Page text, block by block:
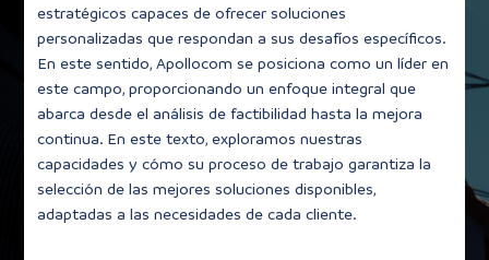
estratégicos capaces de ofrecer soluciones
personalizadas que respondan a sus desafíos específicos.
En este sentido, Apollocom se posiciona como un líder en
este campo, proporcionando un enfoque integral que
abarca desde el análisis de factibilidad hasta la mejora
continua. En este texto, exploramos nuestras
capacidades y cómo su proceso de trabajo garantiza la
selección de las mejores soluciones disponibles,
adaptadas a las necesidades de cada cliente.